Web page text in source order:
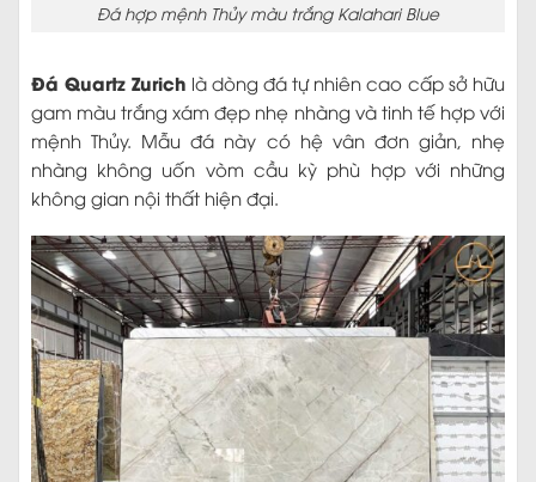
Đá hợp mệnh Thủy màu trắng Kalahari Blue
Đá Quartz Zurich là dòng đá tự nhiên cao cấp sở hữu
gam màu trắng xám đẹp nhẹ nhàng và tinh tế hợp với
mệnh Thủy. Mẫu đá này có hệ vân đơn giản, nhẹ
nhàng không uốn vòm cầu kỳ phù hợp với những
không gian nội thất hiện đại.